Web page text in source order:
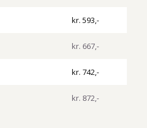
kr. 593,-
kr. 667,-
kr. 742,-
kr. 872,-